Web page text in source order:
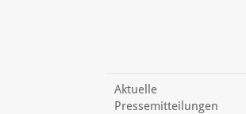
Aktuelle
Pressemitteilungen